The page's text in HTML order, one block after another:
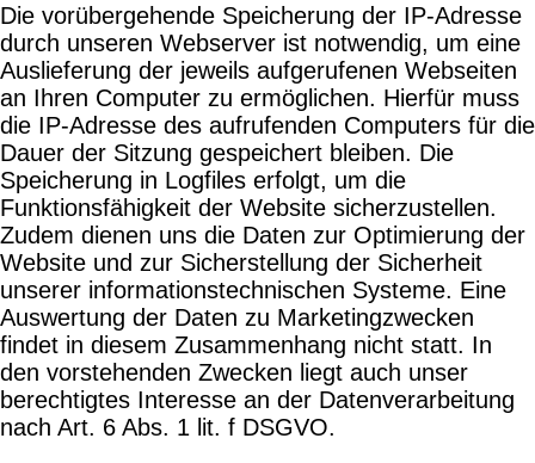
Die vorübergehende Speicherung der IP-Adresse
durch unseren Webserver ist notwendig, um eine
Auslieferung der jeweils aufgerufenen Webseiten
an Ihren Computer zu ermöglichen. Hierfür muss
die IP-Adresse des aufrufenden Computers für die
Dauer der Sitzung gespeichert bleiben. Die
Speicherung in Logfiles erfolgt, um die
Funktionsfähigkeit der Website sicherzustellen.
Zudem dienen uns die Daten zur Optimierung der
Website und zur Sicherstellung der Sicherheit
unserer informationstechnischen Systeme. Eine
Auswertung der Daten zu Marketingzwecken
findet in diesem Zusammenhang nicht statt. In
den vorstehenden Zwecken liegt auch unser
berechtigtes Interesse an der Datenverarbeitung
nach Art. 6 Abs. 1 lit. f DSGVO.